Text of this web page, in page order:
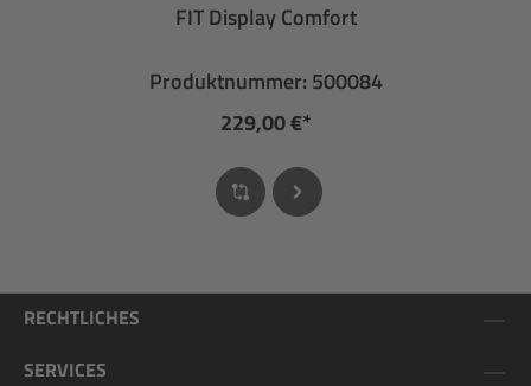
FIT Display Comfort
Produktnummer: 500084
229,00 €*
RECHTLICHES
SERVICES